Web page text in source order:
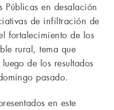
Públicas en desalación
de infiltración de
fortalecimiento de los
rural, tema que
de los resultados
pasado.
en este